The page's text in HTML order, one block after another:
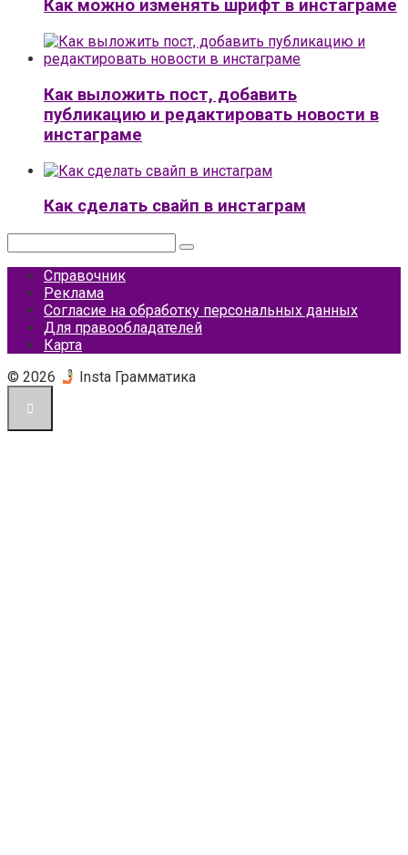
Как можно изменять шрифт в инстаграме
Как выложить пост, добавить
публикацию и редактировать новости в
инстаграме
Как сделать свайп в инстаграм
Справочник
Реклама
Согласие на обработку персональных данных
Для правообладателей
Карта
© 2026
Insta Грамматика